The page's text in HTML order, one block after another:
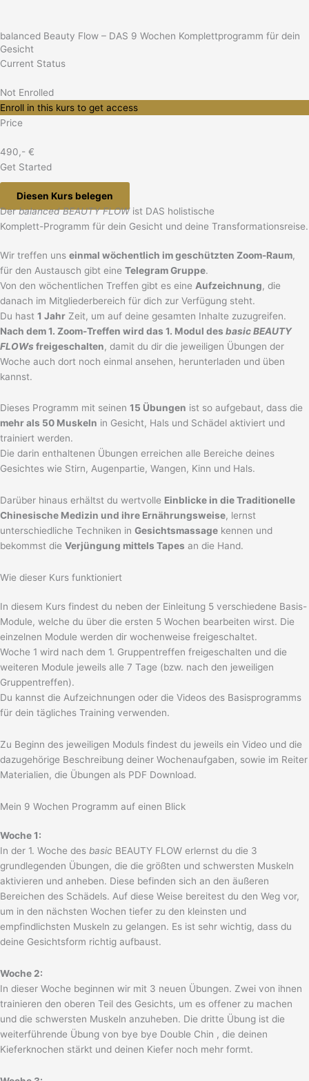
balanced Beauty Flow – DAS 9 Wochen Komplettprogramm für dein
Gesicht​
Current Status
Not Enrolled
Enroll in this kurs to get access
Price
490,- €
Get Started
Diesen Kurs belegen
Derbalanced BEAUTY FLOWist DAS holistische
Komplett-Programm für dein Gesicht und deine Transformationsreise.
Wir treffen uns einmal wöchentlich im geschützten Zoom-Raum,
für den Austausch gibt eine Telegram Gruppe.
Von den wöchentlichen Treffen gibt es eine Aufzeichnung, die
danach im Mitgliederbereich für dich zur Verfügung steht.
Du hast 1 Jahr Zeit, um auf deine gesamten Inhalte zuzugreifen.
Nach dem 1. Zoom-Treffen wird das 1. Modul des basic BEAUTY
FLOWs freigeschalten, damit du dir die jeweiligen Übungen der
Woche auch dort noch einmal ansehen, herunterladen und üben
kannst.
Dieses Programm mit seinen 15 Übungen ist so aufgebaut, dass die
mehr als 50 Muskeln in Gesicht, Hals und Schädel aktiviert und
trainiert werden.
Die darin enthaltenen Übungen erreichen alle Bereiche deines
Gesichtes wie Stirn, Augenpartie, Wangen, Kinn und Hals.
Darüber hinaus erhältst du wertvolle Einblicke in die Traditionelle
Chinesische Medizin und ihre Ernährungsweise, lernst
unterschiedliche Techniken in Gesichtsmassage kennen und
bekommst die Verjüngung mittels Tapes an die Hand.
Wie dieser Kurs funktioniert
In diesem Kurs findest du neben der Einleitung 5 verschiedene Basis-
Module, welche du über die ersten 5 Wochen bearbeiten wirst. Die
einzelnen Module werden dir wochenweise freigeschaltet.
Woche 1 wird nach dem 1. Gruppentreffen freigeschalten und die
weiteren Module jeweils alle 7 Tage (bzw. nach den jeweiligen
Gruppentreffen).
Du kannst die Aufzeichnungen oder die Videos des Basisprogramms
für dein tägliches Training verwenden.
Zu Beginn des jeweiligen Moduls findest du jeweils ein Video und die
dazugehörige Beschreibung deiner Wochenaufgaben, sowie im Reiter
Materialien, die Übungen als PDF Download.
Mein 9 Wochen Programm auf einen Blick
Woche 1:
In der 1. Woche des basic BEAUTY FLOW erlernst du die 3
grundlegenden Übungen, die die größten und schwersten Muskeln
aktivieren und anheben. Diese befinden sich an den äußeren
Bereichen des Schädels. Auf diese Weise bereitest du den Weg vor,
um in den nächsten Wochen tiefer zu den kleinsten und
empfindlichsten Muskeln zu gelangen. Es ist sehr wichtig, dass du
deine Gesichtsform richtig aufbaust.
Woche 2:
In dieser Woche beginnen wir mit 3 neuen Übungen. Zwei von ihnen
trainieren den oberen Teil des Gesichts, um es offener zu machen
und die schwersten Muskeln anzuheben. Die dritte Übung ist die
weiterführende Übung von bye bye Double Chin , die deinen
Kieferknochen stärkt und deinen Kiefer noch mehr formt.